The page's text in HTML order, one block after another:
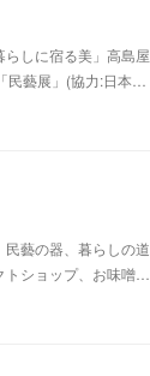
らしに宿る美」高島屋
藝展」(協力:日本…
民藝の器、暮らしの道
ショップ、お味噌…